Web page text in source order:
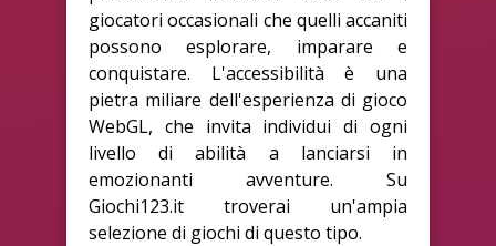
giocatori occasionali che quelli accaniti
possono esplorare, imparare e
conquistare. L'accessibilità è una
pietra miliare dell'esperienza di gioco
WebGL, che invita individui di ogni
livello di abilità a lanciarsi in
emozionanti avventure. Su
Giochi123.it troverai un'ampia
selezione di giochi di questo tipo.